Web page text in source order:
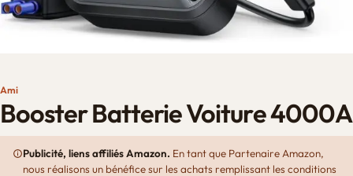
Ami
Booster Batterie Voiture 4000A
Publicité, liens affiliés Amazon. En tant que Partenaire Amazon,
nous réalisons un bénéfice sur les achats remplissant les conditions